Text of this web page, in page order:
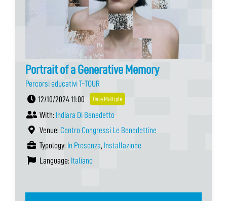
Portrait of a Generative Memory
Percorsi educativi T-TOUR
12/10/2024 11:00
Date Multiple
With: Indiara Di Benedetto
Venue: Centro Congressi Le Benedettine
Typology: In Presenza, Installazione
Language: Italiano